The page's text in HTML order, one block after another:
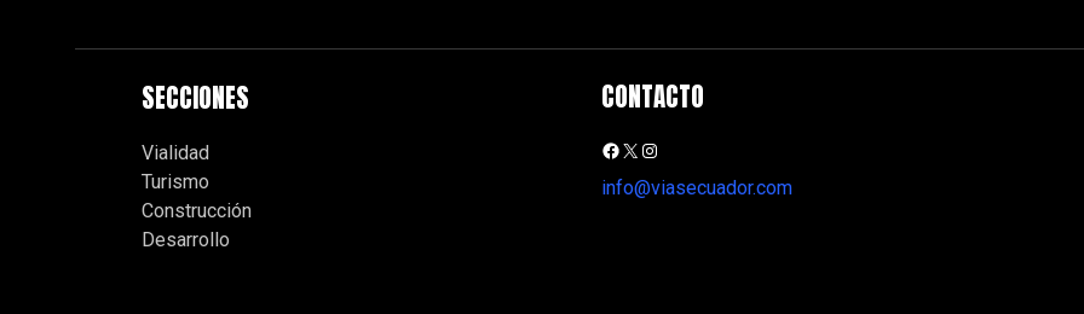
SECCIONES
Vialidad
Turismo
Construcción
Desarrollo
CONTACTO
info@viasecuador.com